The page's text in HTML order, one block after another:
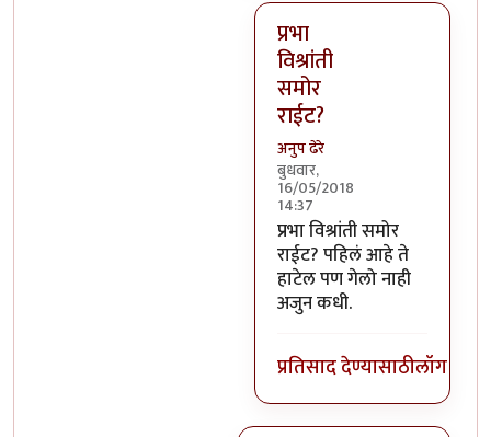
प्रभा
विश्रांती
समोर
राईट?
अनुप ढेरे
बुधवार,
16/05/2018
14:37
In reply toते सगळं ठीके.. पण
प्रभा विश्रांती समोर
राईट? पहिलं आहे ते
हाटेल पण गेलो नाही
अजुन कधी.
प्रतिसाद देण्यासाठीलॉग इन